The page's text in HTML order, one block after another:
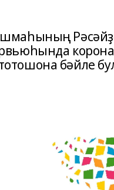
бәйле